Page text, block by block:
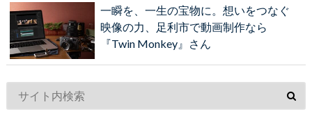
一瞬を、一生の宝物に。想いをつなぐ
映像の力、足利市で動画制作なら
『Twin Monkey』さん